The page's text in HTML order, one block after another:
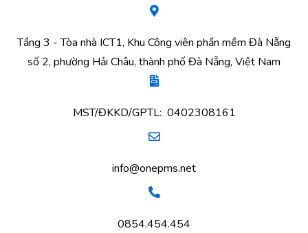
Tầng 3 - Tòa nhà ICT1, Khu Công viên phần mềm Đà Nẵng
số 2, phường Hải Châu, thành phố Đà Nẵng, Việt Nam
MST/ĐKKD/GPTL: 0402308161
info@onepms.net
0854.454.454